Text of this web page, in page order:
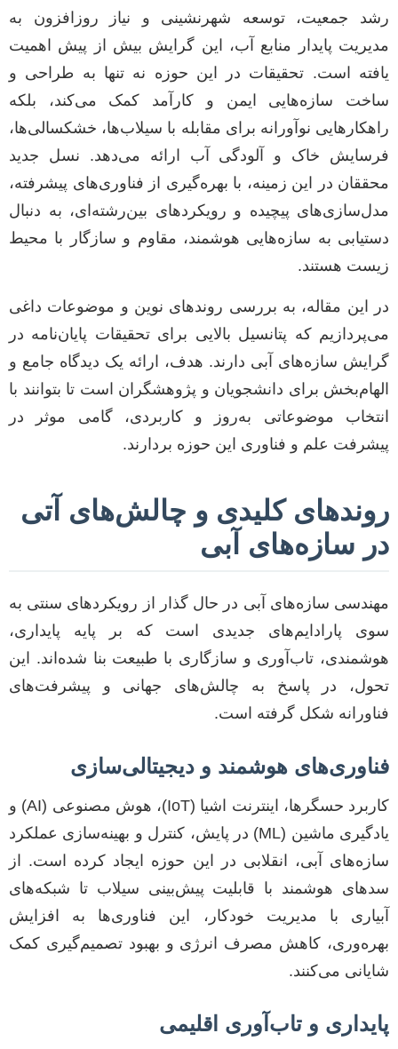
رشد جمعیت، توسعه شهرنشینی و نیاز روزافزون به
مدیریت پایدار منابع آب، این گرایش بیش از پیش اهمیت
یافته است. تحقیقات در این حوزه نه تنها به طراحی و
ساخت سازه‌هایی ایمن و کارآمد کمک می‌کند، بلکه
راهکارهایی نوآورانه برای مقابله با سیلاب‌ها، خشکسالی‌ها،
فرسایش خاک و آلودگی آب ارائه می‌دهد. نسل جدید
محققان در این زمینه، با بهره‌گیری از فناوری‌های پیشرفته،
مدل‌سازی‌های پیچیده و رویکردهای بین‌رشته‌ای، به دنبال
دستیابی به سازه‌هایی هوشمند، مقاوم و سازگار با محیط
زیست هستند.
در این مقاله، به بررسی روندهای نوین و موضوعات داغی
می‌پردازیم که پتانسیل بالایی برای تحقیقات پایان‌نامه در
گرایش سازه‌های آبی دارند. هدف، ارائه یک دیدگاه جامع و
الهام‌بخش برای دانشجویان و پژوهشگران است تا بتوانند با
انتخاب موضوعاتی به‌روز و کاربردی، گامی موثر در
پیشرفت علم و فناوری این حوزه بردارند.
روندهای کلیدی و چالش‌های آتی
در سازه‌های آبی
مهندسی سازه‌های آبی در حال گذار از رویکردهای سنتی به
سوی پارادایم‌های جدیدی است که بر پایه پایداری،
هوشمندی، تاب‌آوری و سازگاری با طبیعت بنا شده‌اند. این
تحول، در پاسخ به چالش‌های جهانی و پیشرفت‌های
فناورانه شکل گرفته است.
فناوری‌های هوشمند و دیجیتالی‌سازی
کاربرد حسگرها، اینترنت اشیا (IoT)، هوش مصنوعی (AI) و
یادگیری ماشین (ML) در پایش، کنترل و بهینه‌سازی عملکرد
سازه‌های آبی، انقلابی در این حوزه ایجاد کرده است. از
سدهای هوشمند با قابلیت پیش‌بینی سیلاب تا شبکه‌های
آبیاری با مدیریت خودکار، این فناوری‌ها به افزایش
بهره‌وری، کاهش مصرف انرژی و بهبود تصمیم‌گیری کمک
شایانی می‌کنند.
پایداری و تاب‌آوری اقلیمی